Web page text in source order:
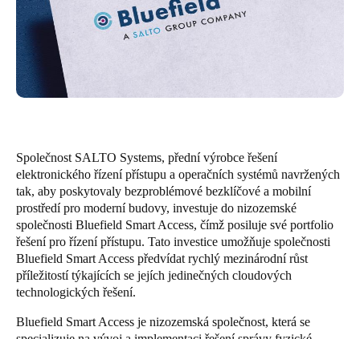
DeutschFrançais Italiano
United Kingdom
English
France
Français
Netherlands
Nederlands English
Belgium
Společnost SALTO Systems, přední výrobce řešení
elektronického řízení přístupu a operačních systémů navržených
tak, aby poskytovaly bezproblémové bezklíčové a mobilní
prostředí pro moderní budovy, investuje do nizozemské
společnosti Bluefield Smart Access, čímž posiluje své portfolio
řešení pro řízení přístupu. Tato investice umožňuje společnosti
Bluefield Smart Access předvídat rychlý mezinárodní růst
příležitostí týkajících se jejích jedinečných cloudových
technologických řešení.
Bluefield Smart Access je nizozemská společnost, která se